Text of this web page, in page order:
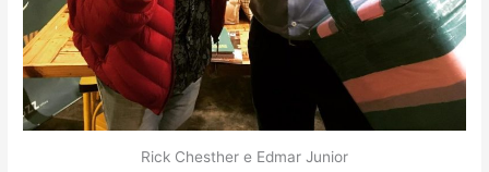
Rick Chesther e Edmar Junior